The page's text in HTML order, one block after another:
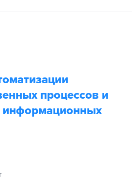
процессов и
информационных